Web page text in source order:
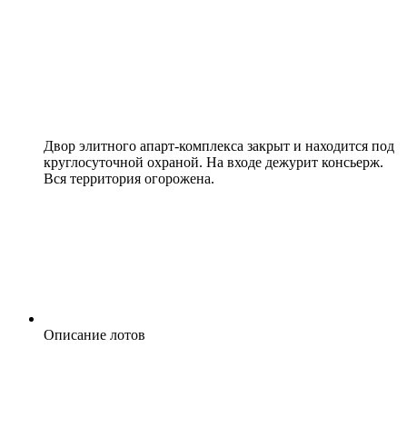
Двор элитного апарт-комплекса закрыт и находится под
круглосуточной охраной. На входе дежурит консьерж.
Вся территория огорожена.
Описание лотов